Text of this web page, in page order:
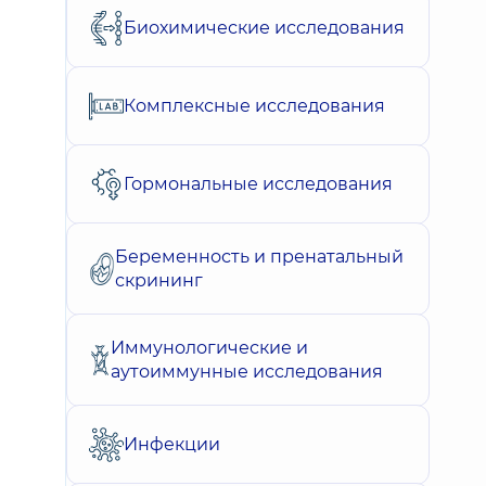
Биохимические исследования
Комплексные исследования
Гормональные исследования
Беременность и пренатальный
скрининг
Иммунологические и
аутоиммунные исследования
Инфекции